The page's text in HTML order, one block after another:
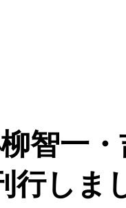
智一
しま